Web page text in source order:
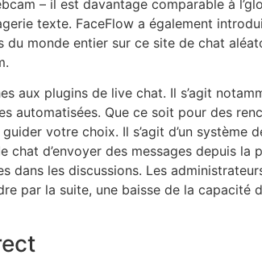
– il est davantage comparable à
texte. FaceFlow a également
monde entier sur ce site de chat
aux plugins de live chat. Il s’agit
automatisées. Que ce soit pour des
votre choix. Il s’agit d’un système
d’envoyer des messages depuis la
dans les discussions. Les
par la suite, une baisse de la capacité